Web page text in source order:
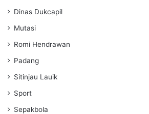
Dinas Dukcapil
Mutasi
Romi Hendrawan
Padang
Sitinjau Lauik
Sport
Sepakbola